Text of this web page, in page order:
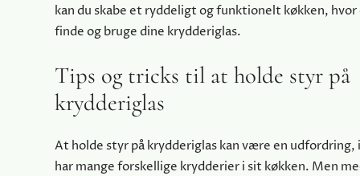
kan du skabe et ryddeligt og funktionelt køkken, hvor
finde og bruge dine krydderiglas.
Tips og tricks til at holde styr på
krydderiglas
At holde styr på krydderiglas kan være en udfordring,
har mange forskellige krydderier i sit køkken. Men